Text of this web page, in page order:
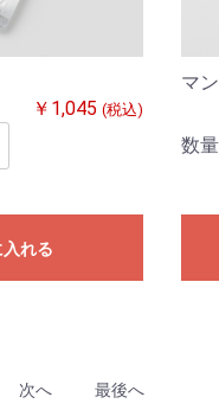
￥1,045 (税込)
れる
マ
数量
次へ 最後へ